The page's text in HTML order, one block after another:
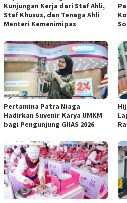
Kunjungan Kerja dari Staf Ahli,
Staf Khusus, dan Tenaga Ahli
Menteri Kemenimipas
Pertamina Patra Niaga
Hadirkan Suvenir Karya UMKM
bagi Pengunjung GIIAS 2026